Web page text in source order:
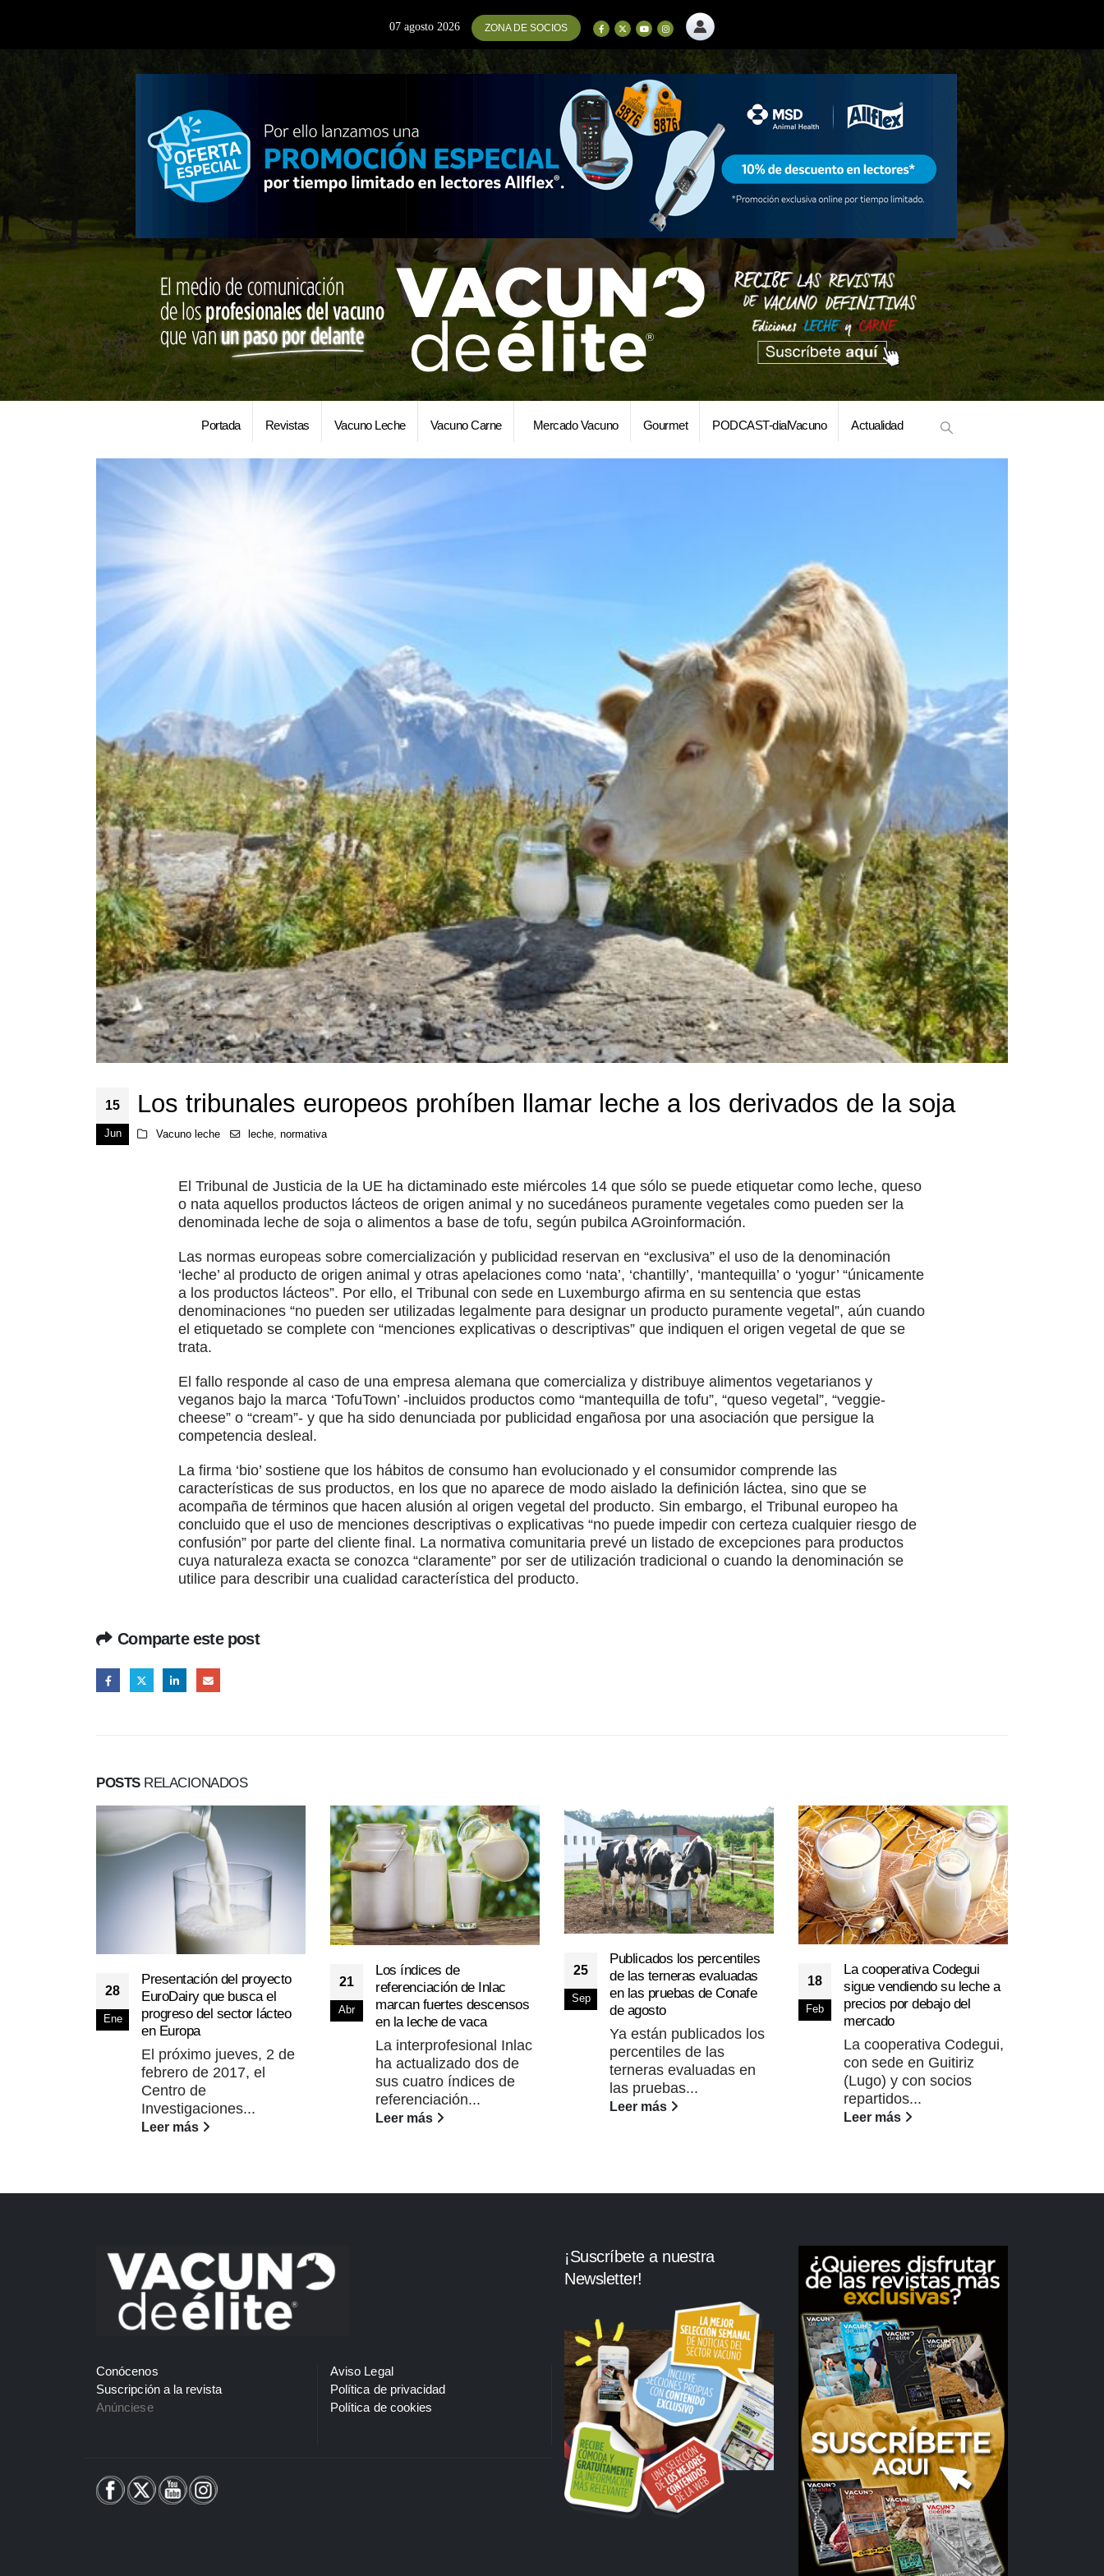
07 agosto 2026 ZONA DE SOCIOS
Portada Revistas Vacuno Leche Vacuno Carne Mercado Vacuno Gourmet PODCAST-dialVacuno Actualidad
15
Jun
Los tribunales europeos prohíben llamar leche a los derivados de la soja
Vacuno leche leche,normativa
El Tribunal de Justicia de la UE ha dictaminado este miércoles 14 que sólo se puede etiquetar como leche, queso
o nata aquellos productos lácteos de origen animal y no sucedáneos puramente vegetales como pueden ser la
denominada leche de soja o alimentos a base de tofu, según pubilca AGroinformación.
Las normas europeas sobre comercialización y publicidad reservan en “exclusiva” el uso de la denominación
‘leche’ al producto de origen animal y otras apelaciones como ‘nata’, ‘chantilly’, ‘mantequilla’ o ‘yogur’ “únicamente
a los productos lácteos”. Por ello, el Tribunal con sede en Luxemburgo afirma en su sentencia que estas
denominaciones “no pueden ser utilizadas legalmente para designar un producto puramente vegetal”, aún cuando
el etiquetado se complete con “menciones explicativas o descriptivas” que indiquen el origen vegetal de que se
trata.
El fallo responde al caso de una empresa alemana que comercializa y distribuye alimentos vegetarianos y
veganos bajo la marca ‘TofuTown’ -incluidos productos como “mantequilla de tofu”, “queso vegetal”, “veggie-
cheese” o “cream”- y que ha sido denunciada por publicidad engañosa por una asociación que persigue la
competencia desleal.
La firma ‘bio’ sostiene que los hábitos de consumo han evolucionado y el consumidor comprende las
características de sus productos, en los que no aparece de modo aislado la definición láctea, sino que se
acompaña de términos que hacen alusión al origen vegetal del producto. Sin embargo, el Tribunal europeo ha
concluido que el uso de menciones descriptivas o explicativas “no puede impedir con certeza cualquier riesgo de
confusión” por parte del cliente final. La normativa comunitaria prevé un listado de excepciones para productos
cuya naturaleza exacta se conozca “claramente” por ser de utilización tradicional o cuando la denominación se
utilice para describir una cualidad característica del producto.
Comparte este post
POSTSRELACIONADOS
28
Ene
Presentación del proyecto
EuroDairy que busca el
progreso del sector lácteo
en Europa
El próximo jueves, 2 de
febrero de 2017, el
Centro de
Investigaciones...
Leer más
21
Abr
Los índices de
referenciación de Inlac
marcan fuertes descensos
en la leche de vaca
La interprofesional Inlac
ha actualizado dos de
sus cuatro índices de
referenciación...
Leer más
25
Sep
Publicados los percentiles
de las terneras evaluadas
en las pruebas de Conafe
de agosto
Ya están publicados los
percentiles de las
terneras evaluadas en
las pruebas...
Leer más
18
Feb
La cooperativa Codegui
sigue vendiendo su leche a
precios por debajo del
mercado
La cooperativa Codegui,
con sede en Guitiriz
(Lugo) y con socios
repartidos...
Leer más
Conócenos
Suscripción a la revista
Anúnciese
Aviso Legal
Política de privacidad
Política de cookies
¡Suscríbete a nuestra
Newsletter!